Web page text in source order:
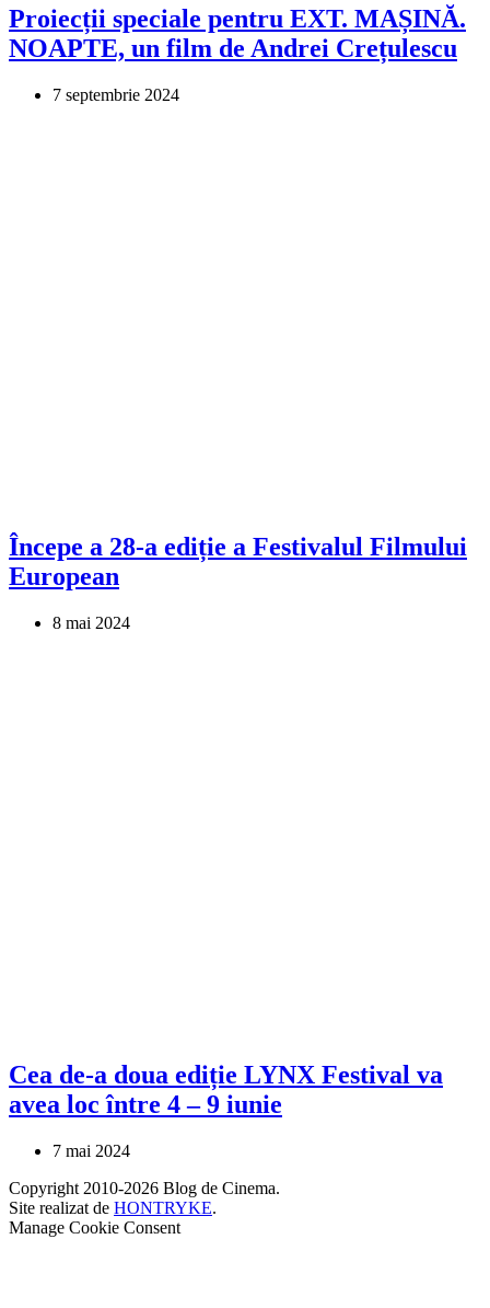
Proiecții speciale pentru EXT. MAȘINĂ.
NOAPTE, un film de Andrei Crețulescu
7 septembrie 2024
Începe a 28-a ediție a Festivalul Filmului
European
8 mai 2024
Cea de-a doua ediție LYNX Festival va
avea loc între 4 – 9 iunie
7 mai 2024
Copyright 2010-2026 Blog de Cinema.
Site realizat de HONTRYKE.
Manage Cookie Consent